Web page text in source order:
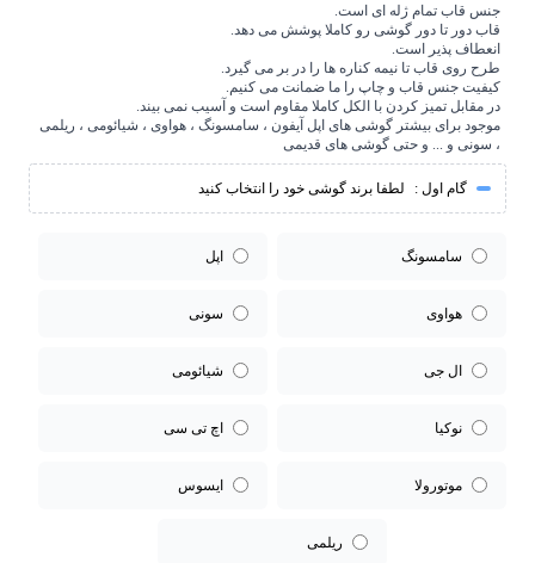
جنس قاب تمام ژله ای است.
قاب دور تا دور گوشی رو کاملا پوشش می دهد.
انعطاف پذیر است.
طرح روی قاب تا نیمه کناره ها را در بر می گیرد.
کیفیت جنس قاب و چاپ را ما ضمانت می کنیم.
در مقابل تمیز کردن با الکل کاملا مقاوم است و آسیب نمی بیند.
موجود برای بیشتر گوشی های اپل آیفون ، سامسونگ ، هواوی ، شیائومی ، ریلمی
، سونی و ... و حتی گوشی های قدیمی
گام اول : لطفا برند گوشی خود را انتخاب کنید
سامسونگ اپل
هواوی سونی
ال جی شیائومی
نوکیا اچ تی سی
موتورولا ایسوس
ریلمی